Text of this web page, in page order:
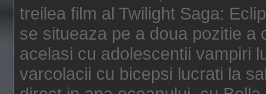
treilea film al Twilight Saga:
se situeaza pe a doua pozitie a
acelasi cu adolescentii vampiri
varcolacii cu bicepsi lucrati la